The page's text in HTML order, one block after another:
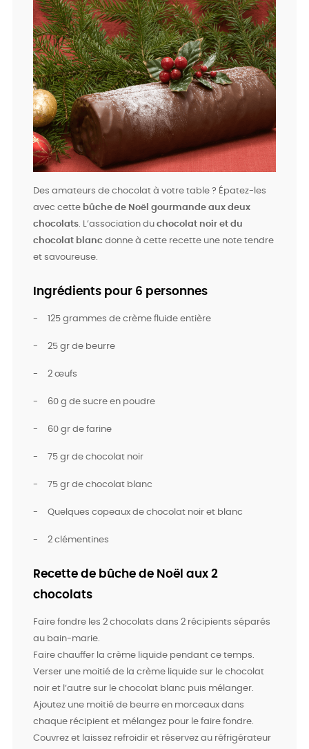
Des amateurs de chocolat à votre table ? Épatez-les
avec cette bûche de Noël gourmande aux deux
chocolats. L’association du chocolat noir et du
chocolat blanc donne à cette recette une note tendre
et savoureuse.
Ingrédients pour 6 personnes
- 125 grammes de crème fluide entière
- 25 gr de beurre
- 2 œufs
- 60 g de sucre en poudre
- 60 gr de farine
- 75 gr de chocolat noir
- 75 gr de chocolat blanc
- Quelques copeaux de chocolat noir et blanc
- 2 clémentines
Recette de bûche de Noël aux 2
chocolats
Faire fondre les 2 chocolats dans 2 récipients séparés
au bain-marie.
Faire chauffer la crème liquide pendant ce temps.
Verser une moitié de la crème liquide sur le chocolat
noir et l’autre sur le chocolat blanc puis mélanger.
Ajoutez une moitié de beurre en morceaux dans
chaque récipient et mélangez pour le faire fondre.
Couvrez et laissez refroidir et réservez au réfrigérateur